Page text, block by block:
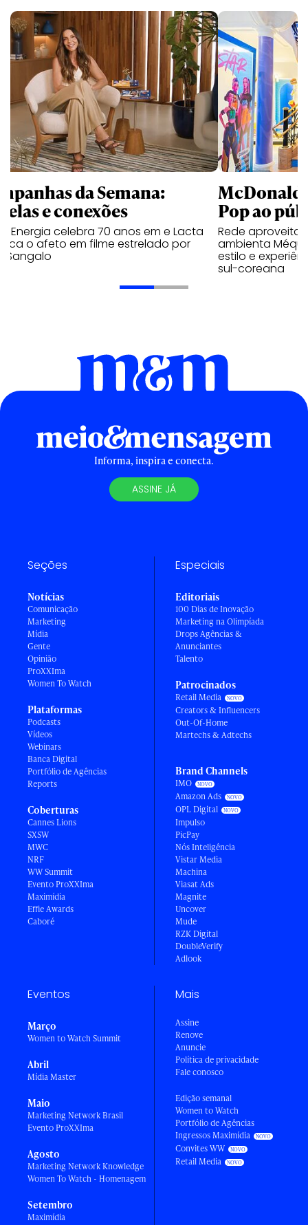
da Semana:
e conexões
Energia celebra 70 anos em e Lacta
o afeto em filme estrelado por
Sangalo
Pop ao
Rede aproveita
ambienta Méqui
estilo e
sul-coreana
Informa, inspira e conecta.
ASSINE JÁ
Seções
Notícias
Comunicação
Marketing
Mídia
Gente
Opinião
ProXXIma
Women To Watch
Plataformas
Podcasts
Vídeos
Webinars
Banca Digital
Portfólio de Agências
Reports
Coberturas
Cannes Lions
SXSW
MWC
NRF
WW Summit
Evento ProXXIma
Maximídia
Effie Awards
Caboré
Especiais
Editoriais
100 Dias de Inovação
Marketing na Olimpíada
Drops Agências &
Anunciantes
Talento
Patrocinados
Retail Media
Creators & Influencers
Out-Of-Home
Martechs & Adtechs
Brand Channels
IMO
Amazon Ads
OPL Digital
Impulso
PicPay
Nós Inteligência
Vistar Media
Machina
Viasat Ads
Magnite
Uncover
Mude
RZK Digital
DoubleVerify
Adlook
Eventos
Março
Women to Watch Summit
Abril
Mídia Master
Maio
Marketing Network Brasil
Evento ProXXIma
Agosto
Marketing Network Knowledge
Women To Watch - Homenagem
Setembro
Maximídia
Mais
Assine
Renove
Anuncie
Política de privacidade
Fale conosco
Edição semanal
Women to Watch
Portfólio de Agências
Ingressos Maximídia
Convites WW
Retail Media